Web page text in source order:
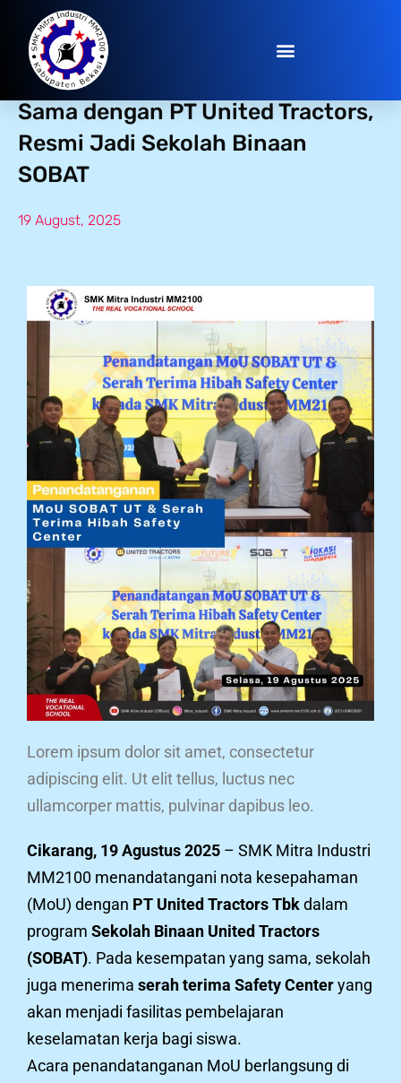
SMK Mitra Industri Jalin Kerja
Sama dengan PT United Tractors,
Resmi Jadi Sekolah Binaan
SOBAT
19 August, 2025
Lorem ipsum dolor sit amet, consectetur
adipiscing elit. Ut elit tellus, luctus nec
ullamcorper mattis, pulvinar dapibus leo.
Cikarang, 19 Agustus 2025 – SMK Mitra Industri
MM2100 menandatangani nota kesepahaman
(MoU) dengan PT United Tractors Tbkdalam
program Sekolah Binaan United Tractors
(SOBAT). Pada kesempatan yang sama, sekolah
juga menerima serah terima Safety Centeryang
akan menjadi fasilitas pembelajaran
keselamatan kerja bagi siswa.
Acara penandatanganan MoU berlangsung di